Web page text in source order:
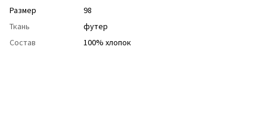
Размер
98
Ткань
футер
Состав
100% хлопок